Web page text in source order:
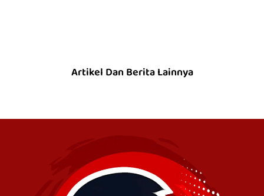
Artikel Dan Berita Lainnya